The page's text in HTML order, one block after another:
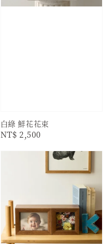
白綠 鮮花花束
Regular
NT$ 2,500